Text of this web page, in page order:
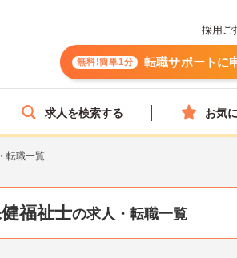
採用ご
無料!簡単1分 転職サポートに
求人を検索する お気
転職一覧
福祉士の求人・転職一覧